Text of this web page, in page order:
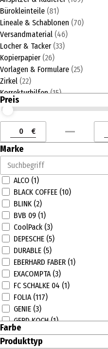
Bürokleinteile (81)
Lineale & Schablonen (70)
Versandmaterial (46)
Locher & Tacker (33)
Kopierpapier (26)
Vorlagen & Formulare (25)
Zirkel (22)
Korrekturhilfen (15)
Geldkassette (11)
Preis
Preis (€) ab
Preis (€) bis
Preis (€) ab
€
Marke
ALCO (1)
BLACK COFFEE (10)
BLINK (2)
BVB 09 (1)
CoolPack (3)
DEPESCHE (5)
DURABLE (5)
EBERHARD FABER (1)
EXACOMPTA (3)
FC SCHALKE 04 (1)
FOLIA (117)
GENIE (3)
GERD KOCH (1)
H&H (63)
HERLITZ (29)
Farbe
Produkttyp